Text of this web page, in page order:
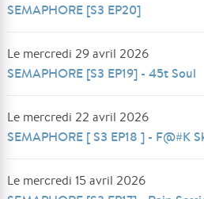
SEMAPHORE [S3 EP20]
Le mercredi 29 avril 2026
SEMAPHORE [S3 EP19] - 45t Soul
Le mercredi 22 avril 2026
SEMAPHORE [ S3 EP18 ] - F@#K
Le mercredi 15 avril 2026